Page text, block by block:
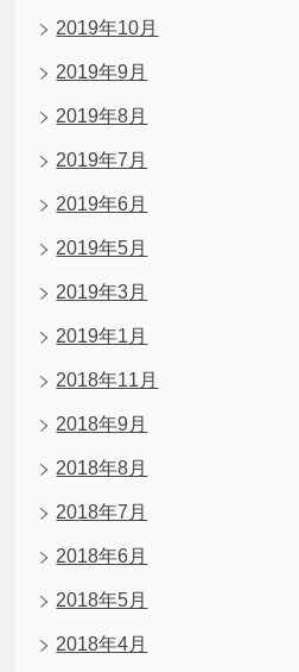
2019年10月
2019年9月
2019年8月
2019年7月
2019年6月
2019年5月
2019年3月
2019年1月
2018年11月
2018年9月
2018年8月
2018年7月
2018年6月
2018年5月
2018年4月